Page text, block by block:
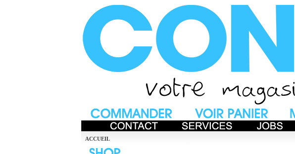
ACCUEIL